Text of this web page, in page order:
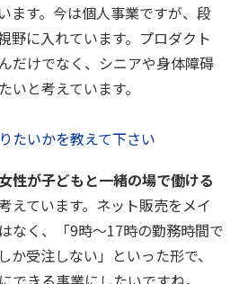
ます。今は個人事業ですが、段
野に入れています。プロダクト
だけでなく、シニアや身体障碍
と考えています。
たいかを教えて下さい
女性が子どもと一緒の場で働ける
えています。ネット販売をメイ
なく、「9時～17時の勤務時間で
か受注しない」といった形で、